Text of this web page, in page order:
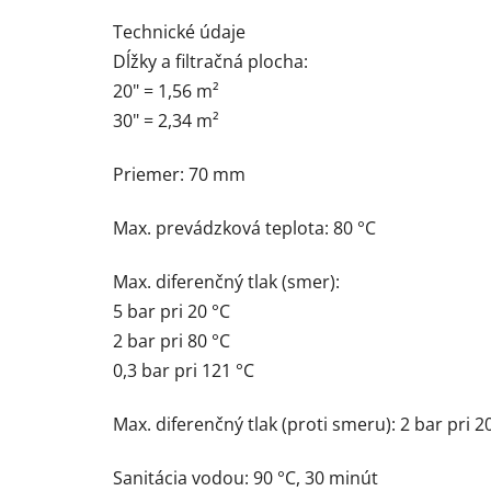
Technické údaje
Dĺžky a filtračná plocha:
20" = 1,56 m²
30" = 2,34 m²
Priemer: 70 mm
Max. prevádzková teplota: 80 °C
Max. diferenčný tlak (smer):
5 bar pri 20 °C
2 bar pri 80 °C
0,3 bar pri 121 °C
Max. diferenčný tlak (proti smeru): 2 bar pri
Sanitácia vodou: 90 °C, 30 minút